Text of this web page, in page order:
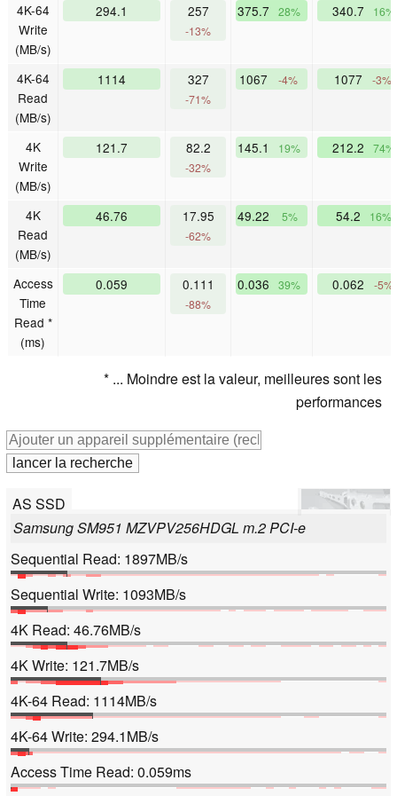
4K-64
Write
(MB/s)
294.1 257
-13%
375.7 28% 340.7 16%
4K-64
Read
(MB/s)
1114 327
-71%
1067 -4% 1077 -3%
4K
Write
(MB/s)
121.7 82.2
-32%
145.1 19% 212.2 74%
4K
Read
(MB/s)
46.76 17.95
-62%
49.22 5% 54.2 16%
Access
Time
Read *
(ms)
0.059 0.111
-88%
0.036 39% 0.062 -5%
* ... Moindre est la valeur, meilleures sont les
performances
AS SSD
Samsung SM951 MZVPV256HDGL m.2 PCI-e
Sequential Read: 1897MB/s
Sequential Write: 1093MB/s
4K Read: 46.76MB/s
4K Write: 121.7MB/s
4K-64 Read: 1114MB/s
4K-64 Write: 294.1MB/s
Access Time Read: 0.059ms